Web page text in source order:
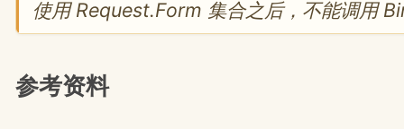
使用 Request.Form 集合之后，不能调用
参考资料